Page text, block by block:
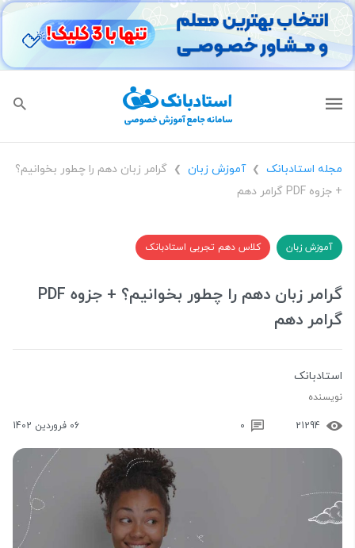
مجله استادبانک ❯ آموزش زبان ❯
گرامر زبان دهم را چطور بخوانیم؟
+ جزوه PDF گرامر دهم
آموزش زبان کلاس دهم تجربی استادبانک
گرامر زبان دهم را چطور بخوانیم؟ + جزوه PDF
گرامر دهم
استادبانک
نویسنده
21294
0 06 فروردین 1402